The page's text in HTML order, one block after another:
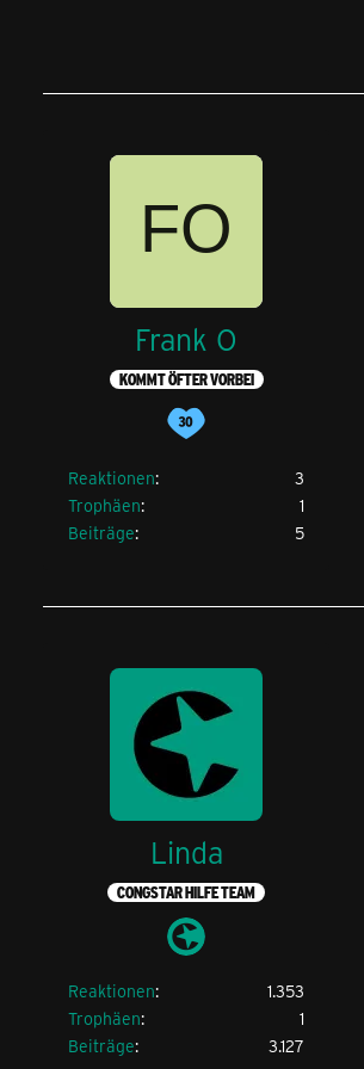
Frank O
KOMMT ÖFTER VORBEI
Reaktionen
3
Trophäen
1
Beiträge
5
Linda
CONGSTAR HILFE TEAM
Reaktionen
1.353
Trophäen
1
Beiträge
3.127